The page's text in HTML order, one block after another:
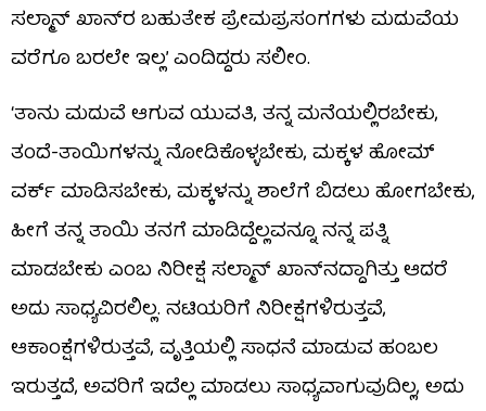
ಸಲ್ಮಾನ್ ಖಾನ್​ರ ಬಹುತೇಕ ಪ್ರೇಮಪ್ರಸಂಗಗಳು ಮದುವೆಯ
ವರೆಗೂ ಬರಲೇ ಇಲ್ಲ’ ಎಂದಿದ್ದರು ಸಲೀಂ.
‘ತಾನು ಮದುವೆ ಆಗುವ ಯುವತಿ, ತನ್ನ ಮನೆಯಲ್ಲಿರಬೇಕು,
ತಂದೆ-ತಾಯಿಗಳನ್ನು ನೋಡಿಕೊಳ್ಳಬೇಕು, ಮಕ್ಕಳ ಹೋಮ್​​
ವರ್ಕ್ ಮಾಡಿಸಬೇಕು, ಮಕ್ಕಳನ್ನು ಶಾಲೆಗೆ ಬಿಡಲು ಹೋಗಬೇಕು,
ಹೀಗೆ ತನ್ನ ತಾಯಿ ತನಗೆ ಮಾಡಿದ್ದೆಲ್ಲವನ್ನೂ ನನ್ನ ಪತ್ನಿ
ಮಾಡಬೇಕು ಎಂಬ ನಿರೀಕ್ಷೆ ಸಲ್ಮಾನ್ ಖಾನ್​ನದ್ದಾಗಿತ್ತು ಆದರೆ
ಅದು ಸಾಧ್ಯವಿರಲಿಲ್ಲ. ನಟಿಯರಿಗೆ ನಿರೀಕ್ಷೆಗಳಿರುತ್ತವೆ,
ಆಕಾಂಕ್ಷೆಗಳಿರುತ್ತವೆ, ವೃತ್ತಿಯಲ್ಲಿ ಸಾಧನೆ ಮಾಡುವ ಹಂಬಲ
ಇರುತ್ತದೆ, ಅವರಿಗೆ ಇದೆಲ್ಲ ಮಾಡಲು ಸಾಧ್ಯವಾಗುವುದಿಲ್ಲ, ಅದು